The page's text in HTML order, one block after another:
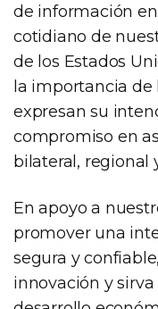
de información
cotidiano de
de los Estados
la importancia
expresan su
compromiso en
bilateral, regional
En apoyo a
promover una
segura y
innovación y